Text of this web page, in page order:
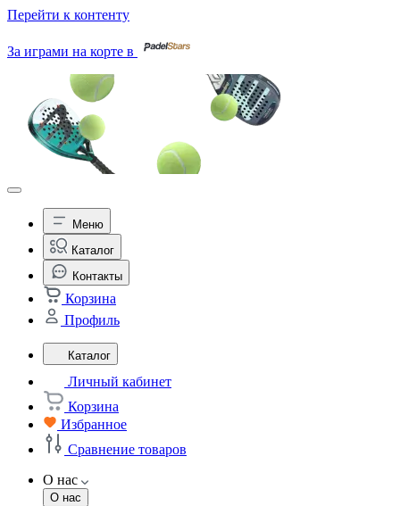
Перейти к контенту
За играми на корте в
Меню
Каталог
Контакты
Корзина
Профиль
Каталог
Личный кабинет
Корзина
Избранное
Сравнение товаров
О нас
О нас